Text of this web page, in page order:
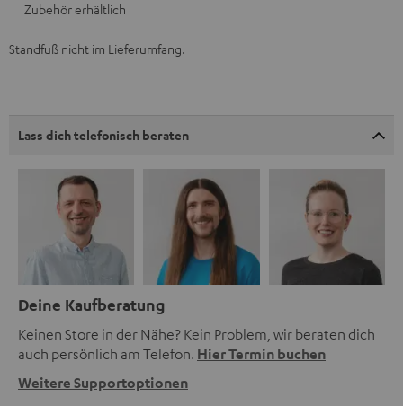
Zubehör erhältlich
Standfuß nicht im Lieferumfang.
Lass dich telefonisch beraten
Deine Kaufberatung
Keinen Store in der Nähe? Kein Problem, wir beraten dich
auch persönlich am Telefon. Hier Termin buchen
Weitere Supportoptionen